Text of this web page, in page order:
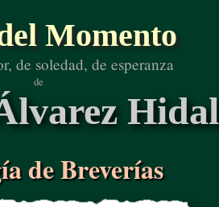
Momento
de soledad, de esperanza
de
de Breverías